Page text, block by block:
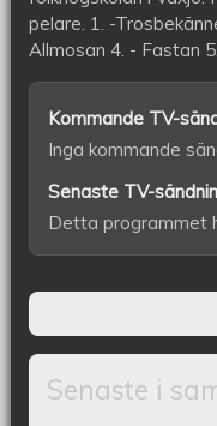
pelare. 1. -
Allmosan 4. - Fastan
Kommande TV-
Inga kommande
Senaste TV-
Detta programmet
Senaste i